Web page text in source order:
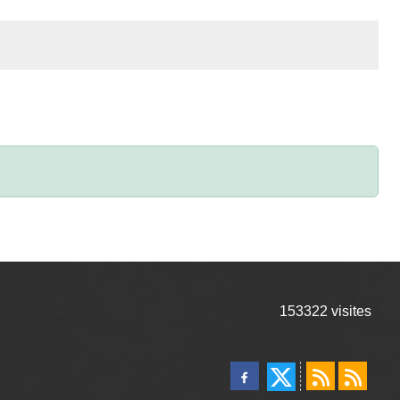
153322 visites